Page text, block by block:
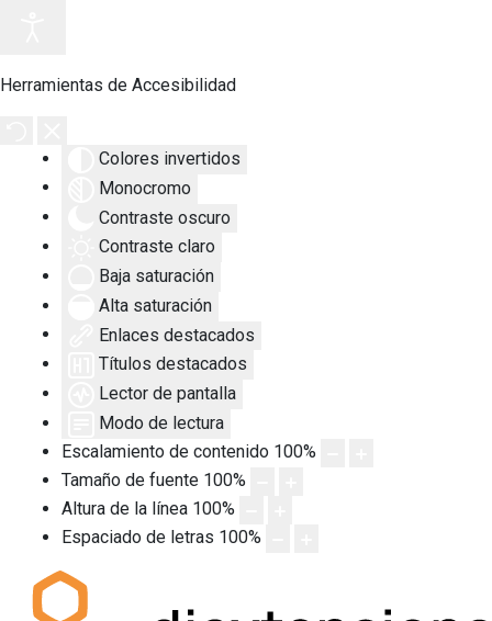
Herramientas de Accesibilidad
Colores invertidos
Monocromo
Contraste oscuro
Contraste claro
Baja saturación
Alta saturación
Enlaces destacados
Títulos destacados
Lector de pantalla
Modo de lectura
Escalamiento de contenido 100%
Tamaño de fuente 100%
Altura de la línea 100%
Espaciado de letras 100%